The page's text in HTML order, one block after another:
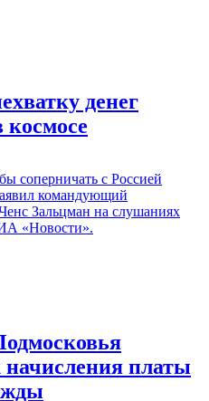
денег
космосе
соперничать с Россией
командующий
Зальцман на слушаниях
«Новости».
начисления платы